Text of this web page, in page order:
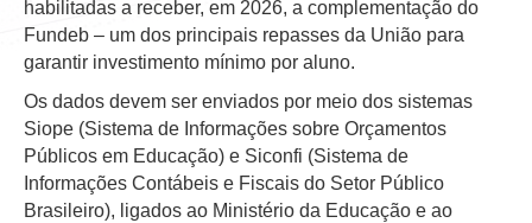
habilitadas a receber, em 2026, a complementação do
Fundeb – um dos principais repasses da União para
garantir investimento mínimo por aluno.
Os dados devem ser enviados por meio dos sistemas
Siope (Sistema de Informações sobre Orçamentos
Públicos em Educação) e Siconfi (Sistema de
Informações Contábeis e Fiscais do Setor Público
Brasileiro), ligados ao Ministério da Educação e ao